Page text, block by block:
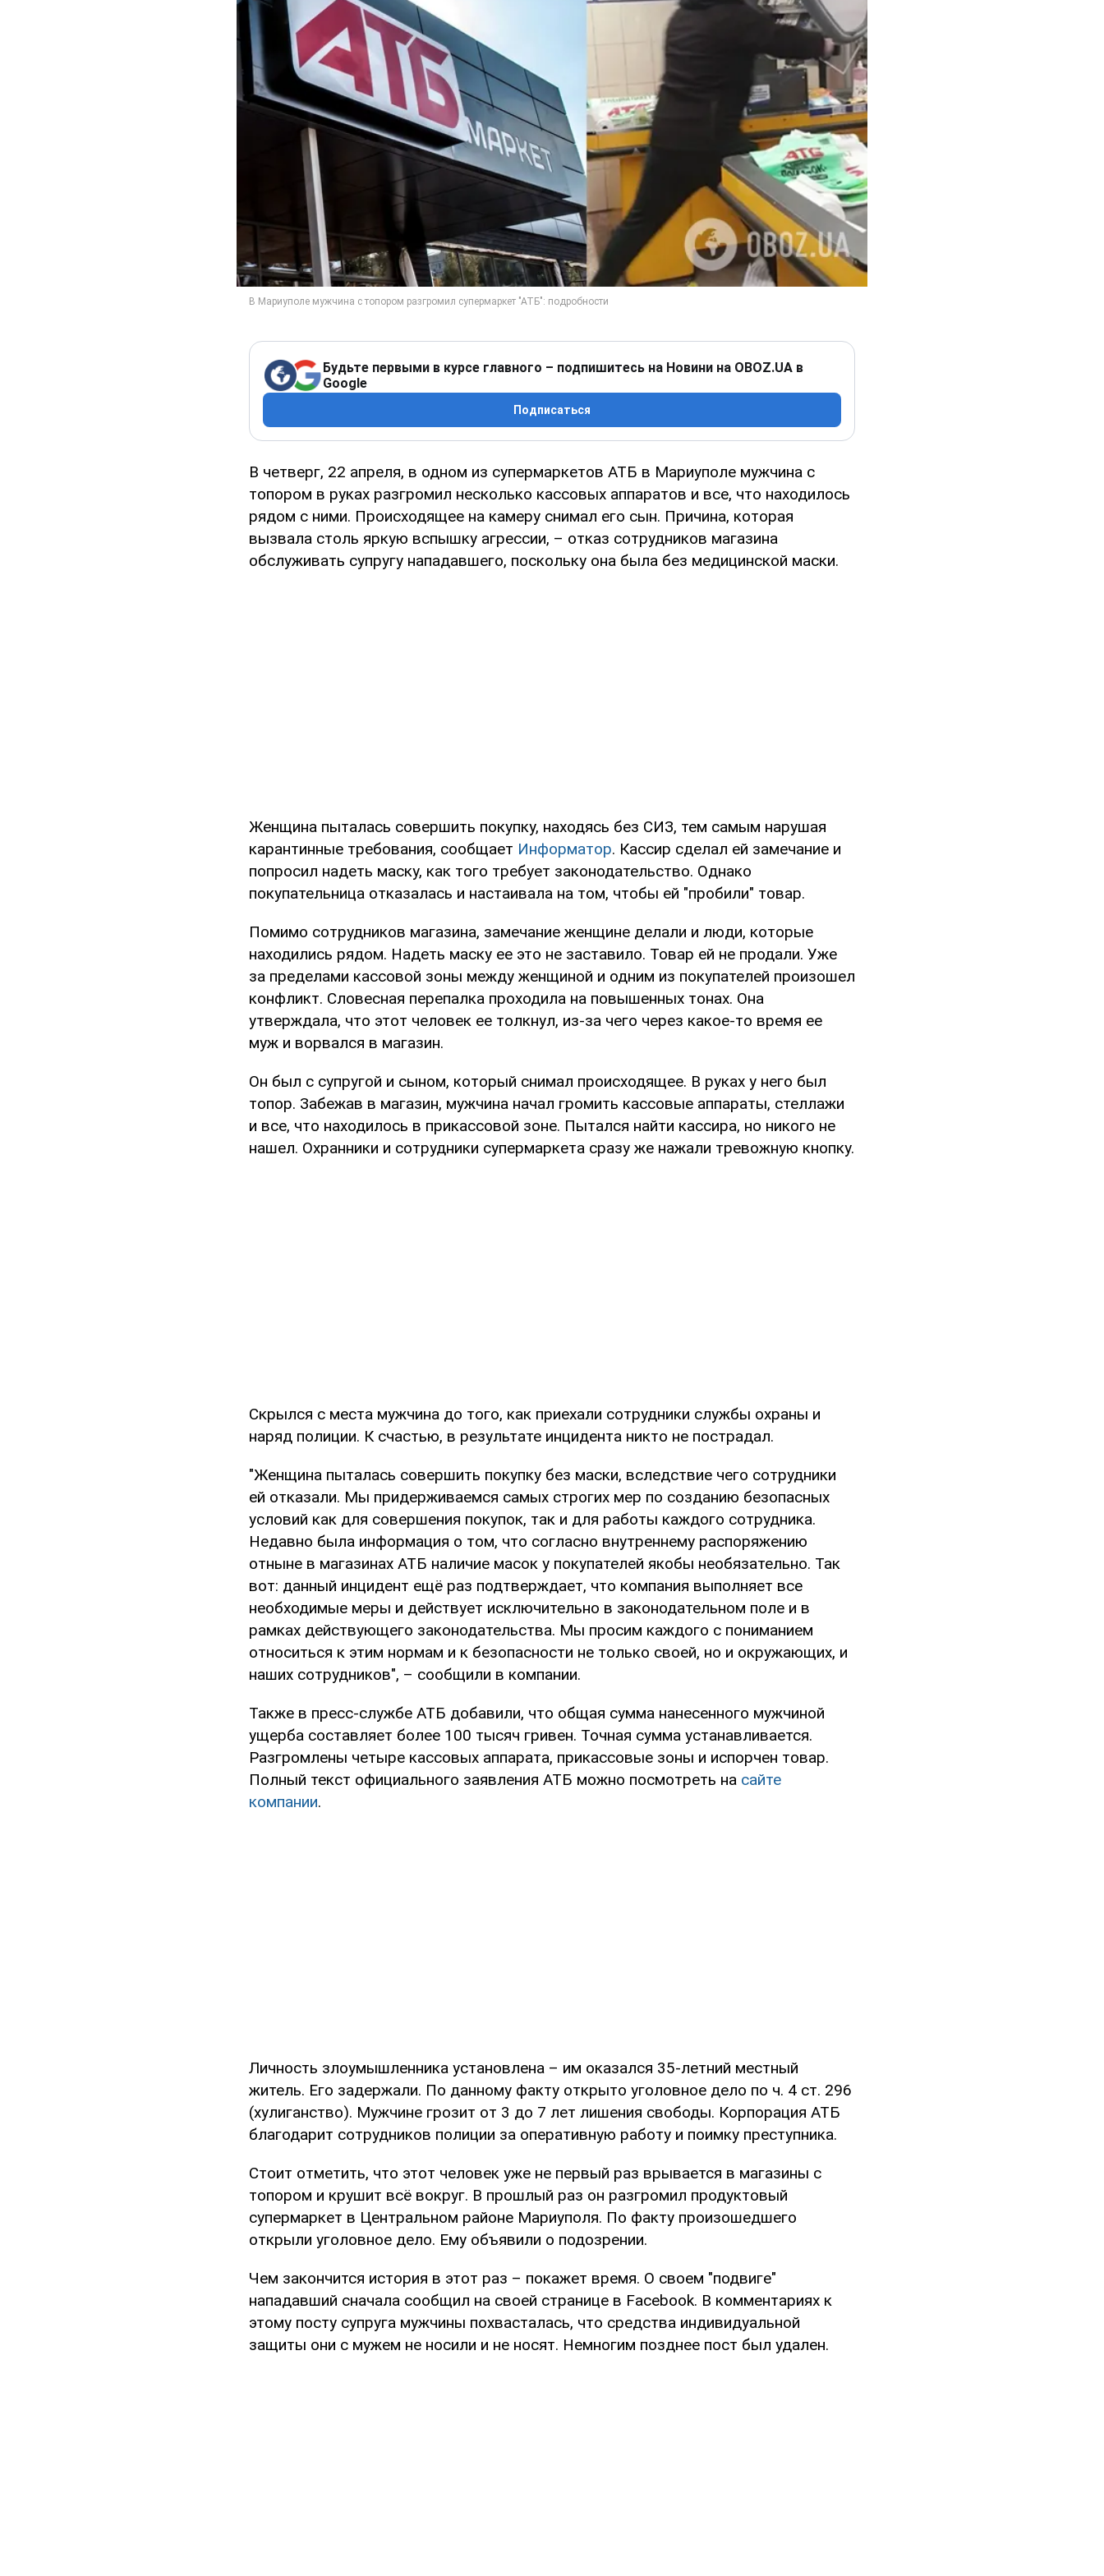
Будьте первыми в курсе главного – подпишитесь на Новини на OBOZ.UA в
Google
Подписаться
В четверг, 22 апреля, в одном из супермаркетов АТБ в Мариуполе мужчина с
топором в руках разгромил несколько кассовых аппаратов и все, что находилось
рядом с ними. Происходящее на камеру снимал его сын. Причина, которая
вызвала столь яркую вспышку агрессии, – отказ сотрудников магазина
обслуживать супругу нападавшего, поскольку она была без медицинской маски.
Женщина пыталась совершить покупку, находясь без СИЗ, тем самым нарушая
карантинные требования, сообщает Информатор. Кассир сделал ей замечание и
попросил надеть маску, как того требует законодательство. Однако
покупательница отказалась и настаивала на том, чтобы ей "пробили" товар.
Помимо сотрудников магазина, замечание женщине делали и люди, которые
находились рядом. Надеть маску ее это не заставило. Товар ей не продали. Уже
за пределами кассовой зоны между женщиной и одним из покупателей произошел
конфликт. Словесная перепалка проходила на повышенных тонах. Она
утверждала, что этот человек ее толкнул, из-за чего через какое-то время ее
муж и ворвался в магазин.
Он был с супругой и сыном, который снимал происходящее. В руках у него был
топор. Забежав в магазин, мужчина начал громить кассовые аппараты, стеллажи
и все, что находилось в прикассовой зоне. Пытался найти кассира, но никого не
нашел. Охранники и сотрудники супермаркета сразу же нажали тревожную кнопку.
Скрылся с места мужчина до того, как приехали сотрудники службы охраны и
наряд полиции. К счастью, в результате инцидента никто не пострадал.
"Женщина пыталась совершить покупку без маски, вследствие чего сотрудники
ей отказали. Мы придерживаемся самых строгих мер по созданию безопасных
условий как для совершения покупок, так и для работы каждого сотрудника.
Недавно была информация о том, что согласно внутреннему распоряжению
отныне в магазинах АТБ наличие масок у покупателей якобы необязательно. Так
вот: данный инцидент ещё раз подтверждает, что компания выполняет все
необходимые меры и действует исключительно в законодательном поле и в
рамках действующего законодательства. Мы просим каждого с пониманием
относиться к этим нормам и к безопасности не только своей, но и окружающих, и
наших сотрудников", – сообщили в компании.
Также в пресс-службе АТБ добавили, что общая сумма нанесенного мужчиной
ущерба составляет более 100 тысяч гривен. Точная сумма устанавливается.
Разгромлены четыре кассовых аппарата, прикассовые зоны и испорчен товар.
Полный текст официального заявления АТБ можно посмотреть на сайте
компании.
Личность злоумышленника установлена – им оказался 35-летний местный
житель. Его задержали. По данному факту открыто уголовное дело по ч. 4 ст. 296
(хулиганство). Мужчине грозит от 3 до 7 лет лишения свободы. Корпорация АТБ
благодарит сотрудников полиции за оперативную работу и поимку преступника.
Стоит отметить, что этот человек уже не первый раз врывается в магазины с
топором и крушит всё вокруг. В прошлый раз он разгромил продуктовый
супермаркет в Центральном районе Мариуполя. По факту произошедшего
открыли уголовное дело. Ему объявили о подозрении.
Чем закончится история в этот раз – покажет время. О своем "подвиге"
нападавший сначала сообщил на своей странице в Facebook. В комментариях к
этому посту супруга мужчины похвасталась, что средства индивидуальной
защиты они с мужем не носили и не носят. Немногим позднее пост был удален.